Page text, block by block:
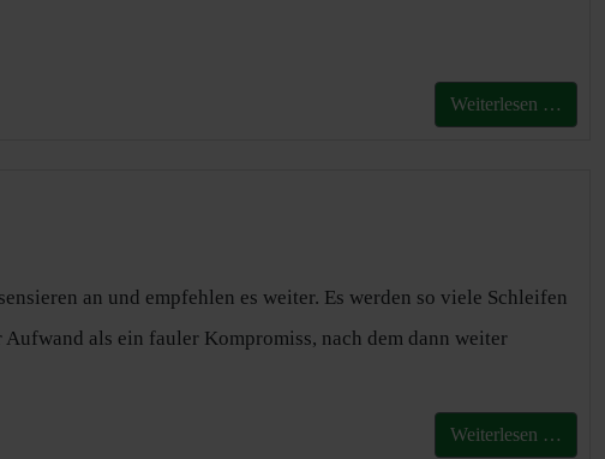
Weiterlesen …
an und empfehlen es weiter. Es werden so viele Schleifen
als ein fauler Kompromiss, nach dem dann weiter
Weiterlesen …